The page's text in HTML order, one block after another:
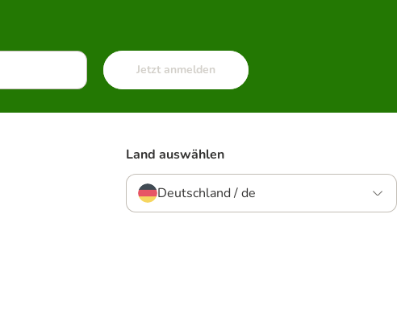
Jetzt anmelden
Land auswählen
Deutschland / de